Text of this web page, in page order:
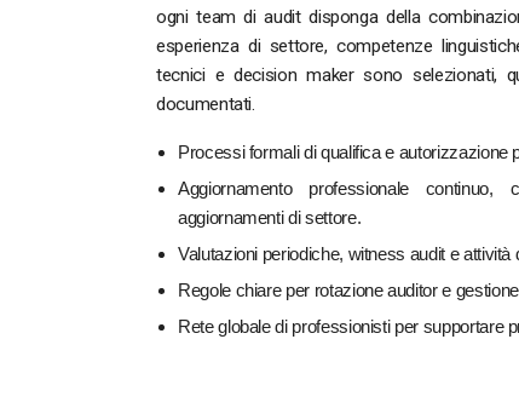
ogni team di audit disponga della
esperienza di settore, competenze
tecnici e decision maker sono selezionati,
documentati.
Processi formali di qualifica e autorizzazione
Aggiornamento professionale
aggiornamenti di settore.
Valutazioni periodiche, witness audit e attività
Regole chiare per rotazione auditor e
Rete globale di professionisti per supportare